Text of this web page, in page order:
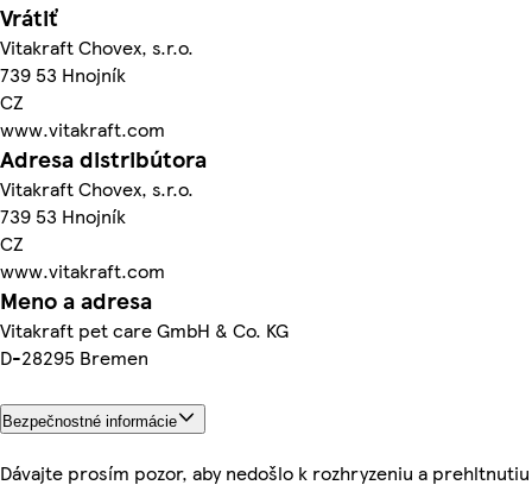
Vrátiť
Vitakraft Chovex, s.r.o.
739 53 Hnojník
CZ
www.vitakraft.com
Adresa distribútora
Vitakraft Chovex, s.r.o.
739 53 Hnojník
CZ
www.vitakraft.com
Meno a adresa
Vitakraft pet care GmbH & Co. KG
D-28295 Bremen
Bezpečnostné informácie
Dávajte prosím pozor, aby nedošlo k rozhryzeniu a prehltnutiu